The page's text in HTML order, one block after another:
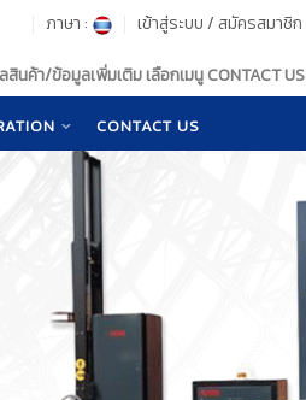
เข้าสู่ระบบ / สมัครสมาชิก
ภาษา :
นค้า/ข้อมูลเพิ่มเติม เลือกเมนู CONTACT US
CONTACT US